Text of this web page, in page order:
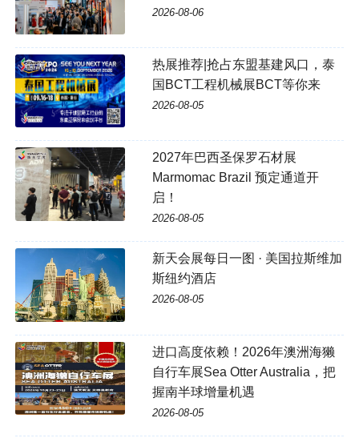
2026-08-06
热展推荐|抢占东盟基建风口，泰
国BCT工程机械展BCT等你来
2026-08-05
2027年巴西圣保罗石材展
Marmomac Brazil 预定通道开
启！
2026-08-05
新天会展每日一图 · 美国拉斯维加
斯纽约酒店
2026-08-05
进口高度依赖！2026年澳洲海獭
自行车展Sea Otter Australia，把
握南半球增量机遇
2026-08-05